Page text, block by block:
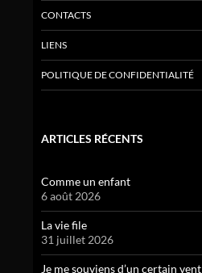
CONTACTS
LIENS
POLITIQUE DE CONFIDENTIALITÉ
ARTICLES RÉCENTS
Comme un enfant
6 août 2026
La vie file
31 juillet 2026
Je me souviens d’un certain vent